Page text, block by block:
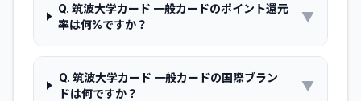
Q. 筑波大学カード 一般カードのポイント還元
率は何%ですか？
▼
Q. 筑波大学カード 一般カードの国際ブラン
ドは何ですか？
▼